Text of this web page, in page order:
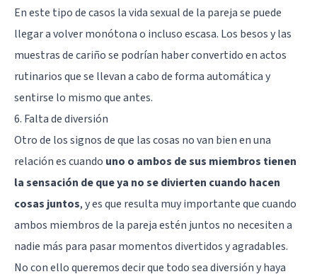
En este tipo de casos la vida sexual de la pareja se puede
llegar a volver monótona o incluso escasa. Los besos y las
muestras de cariño se podrían haber convertido en actos
rutinarios que se llevan a cabo de forma automática y
sentirse lo mismo que antes.
6. Falta de diversión
Otro de los signos de que las cosas no van bien en una
relación es cuando uno o ambos de sus miembros tienen
la sensación de que ya no se divierten cuando hacen
cosas juntos, y es que resulta muy importante que cuando
ambos miembros de la pareja estén juntos no necesiten a
nadie más para pasar momentos divertidos y agradables.
No con ello queremos decir que todo sea diversión y haya